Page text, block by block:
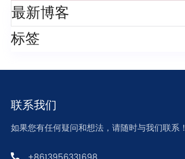
最新博客
标签
联系我们
如果您有任何疑问和想法，请随时与我们联系！